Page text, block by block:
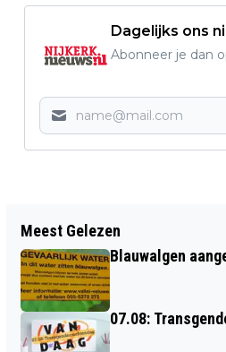
Dagelijks ons
Abonneer je dan
CDA: RUIMTE VOOR
BESCHERMEN VAN
Meest Gelezen
Blauwalgen
07.08: